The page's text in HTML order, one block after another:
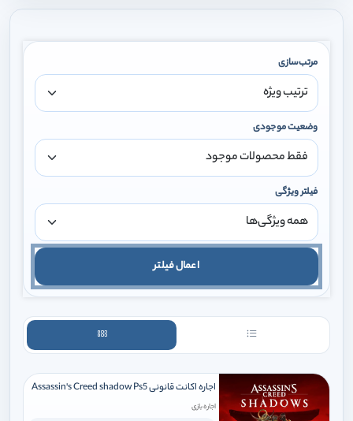
مرتب‌سازی
وضعیت موجودی
فیلتر ویژگی
اعمال فیلتر
اجاره اکانت قانونی Assassin's Creed shadow Ps5
اجاره بازی